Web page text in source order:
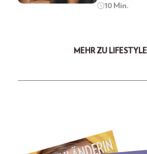
10 Min.
MEHR ZU LIFESTYLE